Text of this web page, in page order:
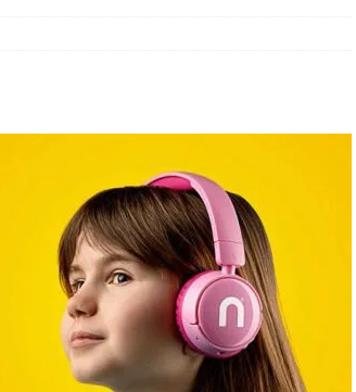
CPZ-120 promění vaši kuchyň na italskou pizzerii
kasin: Co by měli vědět milovníci technologií